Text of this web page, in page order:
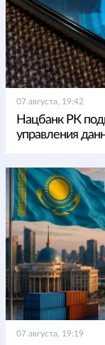
07 августа, 19:42
Нацбанк РК
управления
07 августа, 19:19